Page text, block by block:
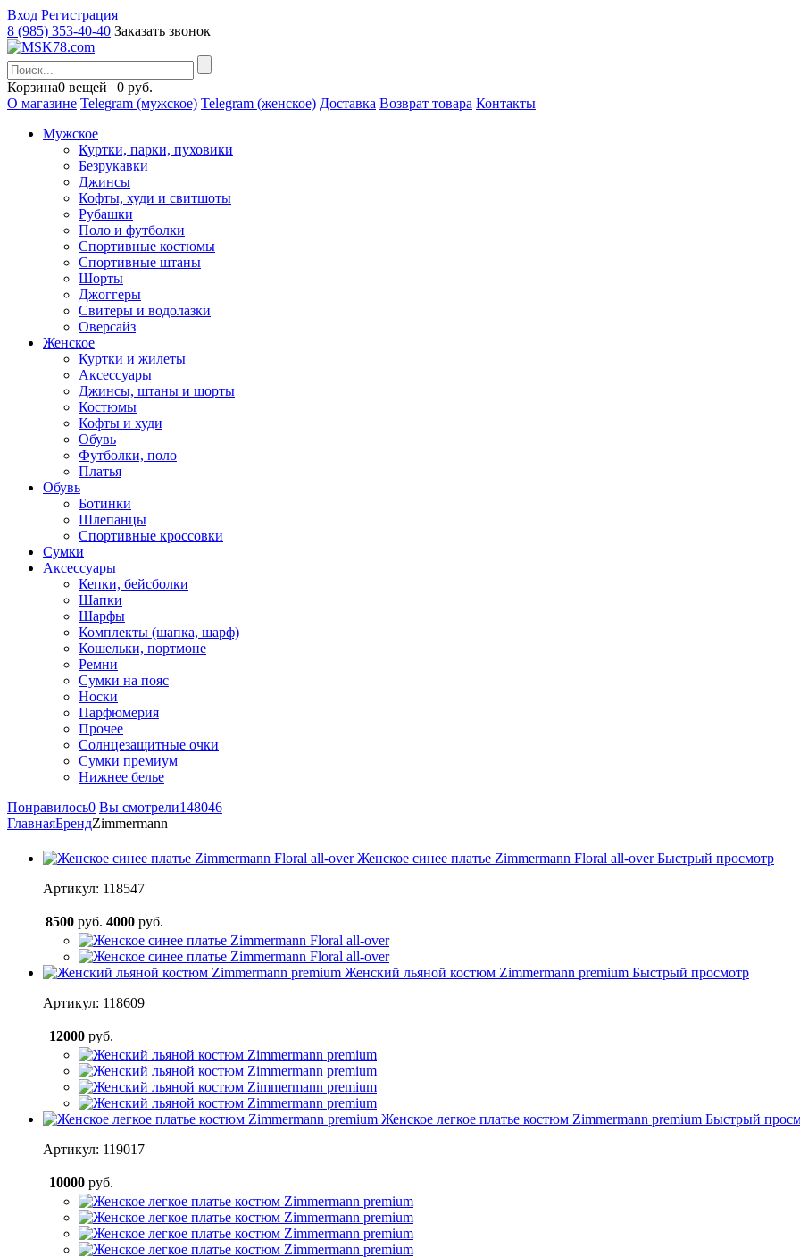
Вход Регистрация
8 (985) 353-40-40 Заказать звонок
Корзина0 вещей | 0 руб.
О магазине Telegram (мужское) Telegram (женское) Доставка Возврат товара Контакты
Мужское
Куртки, парки, пуховики
Безрукавки
Джинсы
Кофты, худи и свитшоты
Рубашки
Поло и футболки
Спортивные костюмы
Спортивные штаны
Шорты
Джоггеры
Свитеры и водолазки
Оверсайз
Женское
Куртки и жилеты
Аксессуары
Джинсы, штаны и шорты
Костюмы
Кофты и худи
Обувь
Футболки, поло
Платья
Обувь
Ботинки
Шлепанцы
Спортивные кроссовки
Сумки
Аксессуары
Кепки, бейсболки
Шапки
Шарфы
Комплекты (шапка, шарф)
Кошельки, портмоне
Ремни
Сумки на пояс
Носки
Парфюмерия
Прочее
Солнцезащитные очки
Сумки премиум
Нижнее белье
Понравилось0 Вы смотрели148046
ГлавнаяБрендZimmermann
Женское синее платье Zimmermann Floral all-over Быстрый просмотр
Артикул: 118547
8500 руб. 4000 руб.
Женский льяной костюм Zimmermann premium Быстрый просмотр
Артикул: 118609
12000 руб.
Женское легкое платье костюм Zimmermann premium Быстрый
Артикул: 119017
10000 руб.